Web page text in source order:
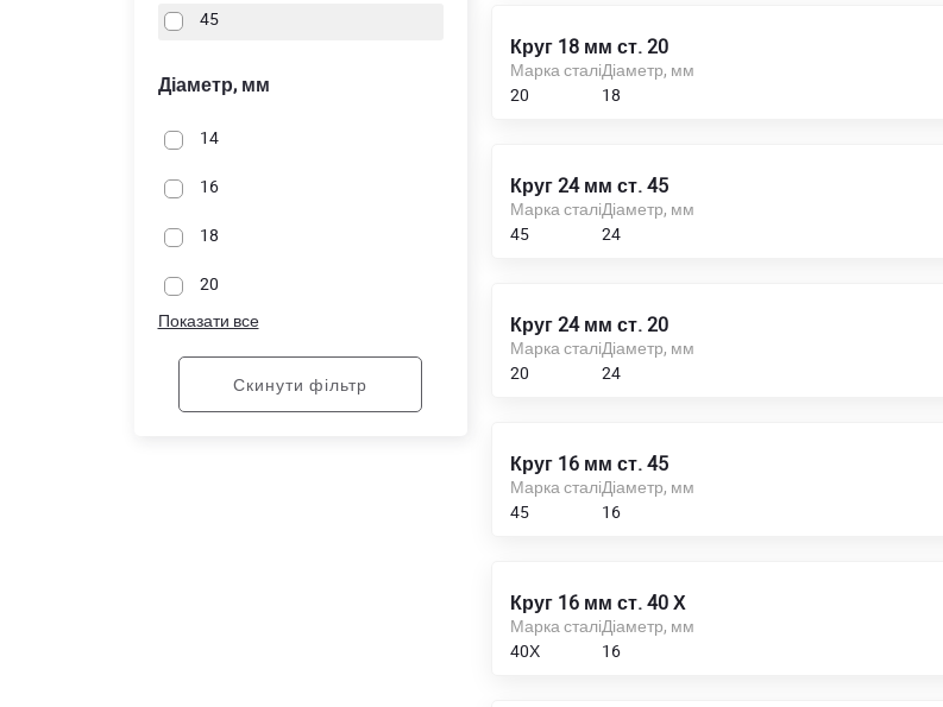
45
Діаметр, мм
14
16
18
20
21,0
Показати все
Скинути фільтр
Круг 18 мм ст. 20
Марка сталі
20
Діаметр, мм
18
Круг 24 мм ст. 45
Марка сталі
45
Діаметр, мм
24
Круг 24 мм ст. 20
Марка сталі
20
Діаметр, мм
24
Круг 16 мм ст. 45
Марка сталі
45
Діаметр, мм
16
Круг 16 мм ст. 40 Х
Марка сталі
40Х
Діаметр, мм
16